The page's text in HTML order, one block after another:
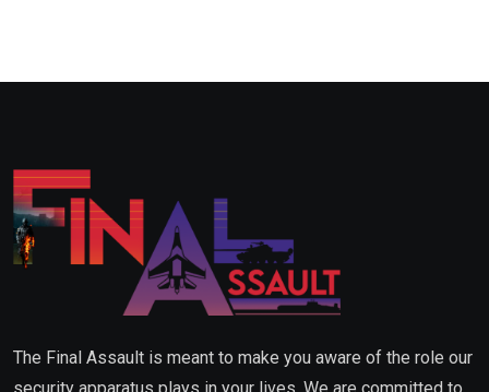
The Final Assault is meant to make you aware of the role our
security apparatus plays in your lives. We are committed to